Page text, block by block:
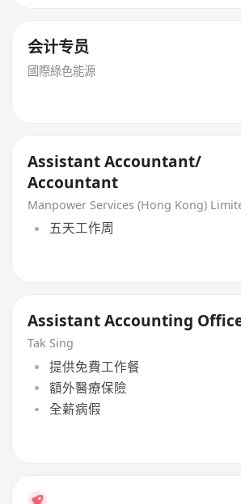
会计专员
國際綠色能源
Assistant Accountant/
Accountant
Manpower Services (Hong Kong)
五天工作周
Assistant Accounting
Tak Sing
提供免費工作餐
額外醫療保險
全薪病假